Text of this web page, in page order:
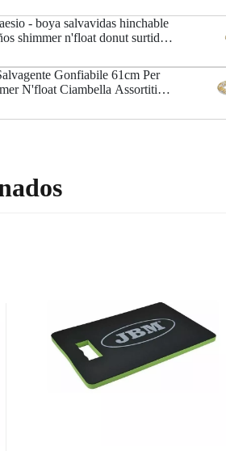
7
9
- boya salvavidas hinchable
shimmer n'float donut surtido
Gonfiabile 61cm Per
N'float Ciambella Assortiti